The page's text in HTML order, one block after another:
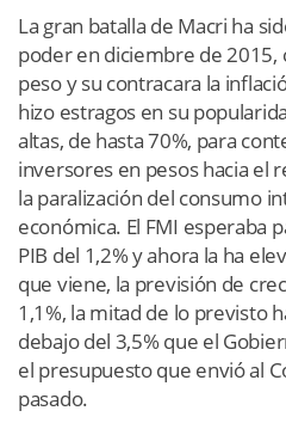
La gran batalla de Macri ha
poder en diciembre de 2015,
peso y su contracara la
hizo estragos en su
altas, de hasta 70%, para
inversores en pesos hacia el
la paralización del consumo
económica. El FMI esperaba
PIB del 1,2% y ahora la ha
que viene, la previsión de
1,1%, la mitad de lo previsto
debajo del 3,5% que el
el presupuesto que envió al
pasado.